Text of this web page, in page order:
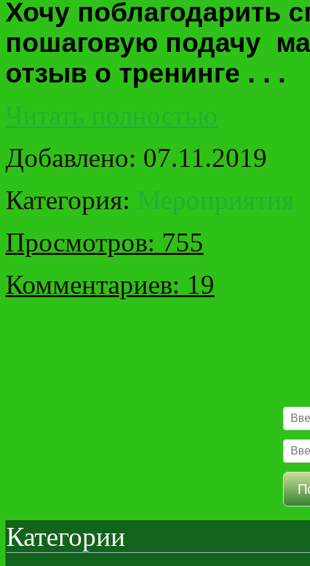
Хочу поблагодарить
пошаговую подачу
отзыв о тренинге . . .
Читать полностью
Добавлено: 07.11.2019
Категория: Мероприятия
Просмотров: 755
Комментариев: 19
Категории